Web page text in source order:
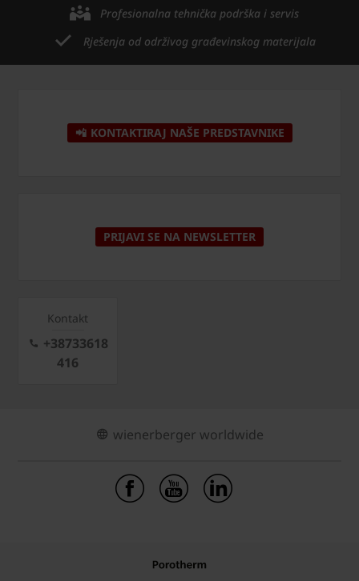
Profesionalna tehnička podrška i servis
Rješenja od održivog građevinskog materijala
📲 KONTAKTIRAJ NAŠE PREDSTAVNIKE
PRIJAVI SE NA NEWSLETTER
Kontakt
+38733618
416
wienerberger worldwide